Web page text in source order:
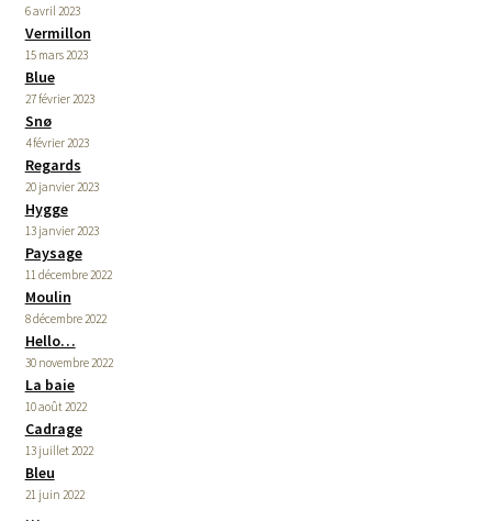
6 avril 2023
Vermillon
15 mars 2023
Blue
27 février 2023
Snø
4 février 2023
Regards
20 janvier 2023
Hygge
13 janvier 2023
Paysage
11 décembre 2022
Moulin
8 décembre 2022
Hello…
30 novembre 2022
La baie
10 août 2022
Cadrage
13 juillet 2022
Bleu
21 juin 2022
…